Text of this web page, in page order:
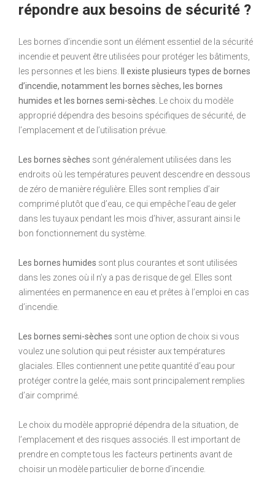
répondre aux besoins de sécurité ?
Les bornes d’incendie sont un élément essentiel de la sécurité
incendie et peuvent être utilisées pour protéger les bâtiments,
les personnes et les biens.
Il existe plusieurs types de bornes
d’incendie, notamment les bornes sèches, les bornes
humides et les bornes semi-sèches.
Le choix du modèle
approprié dépendra des besoins spécifiques de sécurité, de
l’emplacement et de l’utilisation prévue.
Les bornes sèches sont généralement utilisées dans les
endroits où les températures peuvent descendre en dessous
de zéro de manière régulière. Elles sont remplies d’air
comprimé plutôt que d’eau, ce qui empêche l’eau de geler
dans les tuyaux pendant les mois d’hiver, assurant ainsi le
bon fonctionnement du système.
Les bornes humides sont plus courantes et sont utilisées
dans les zones où il n’y a pas de risque de gel. Elles sont
alimentées en permanence en eau et prêtes à l’emploi en cas
d’incendie.
Les bornes semi-sèches sont une option de choix si vous
voulez une solution qui peut résister aux températures
glaciales. Elles contiennent une petite quantité d’eau pour
protéger contre la gelée, mais sont principalement remplies
d’air comprimé.
Le choix du modèle approprié dépendra de la situation, de
l’emplacement et des risques associés. Il est important de
prendre en compte tous les facteurs pertinents avant de
choisir un modèle particulier de borne d’incendie.